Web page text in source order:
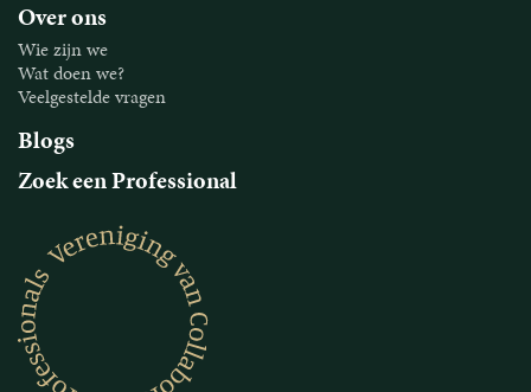
Over ons
Wie zijn we
Wat doen we?
Veelgestelde vragen
Blogs
Zoek een Professional